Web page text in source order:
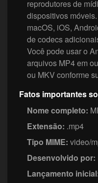
reprodutores de
dispositivos
macOS, iOS,
de codecs
Você pode usar o
arquivos MP4 em
ou MKV conforme
Fatos importantes
Nome completo:
Extensão: .mp4
Tipo MIME: video/
Desenvolvido por:
Lançamento